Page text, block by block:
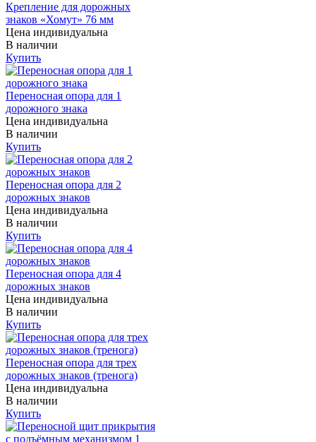
Крепление для дорожных
знаков «Хомут» 76 мм
Цена индивидуальна
В наличии
Купить
Переносная опора для 1
дорожного знака
Цена индивидуальна
В наличии
Купить
Переносная опора для 2
дорожных знаков
Цена индивидуальна
В наличии
Купить
Переносная опора для 4
дорожных знаков
Цена индивидуальна
В наличии
Купить
Переносная опора для трех
дорожных знаков (тренога)
Цена индивидуальна
В наличии
Купить